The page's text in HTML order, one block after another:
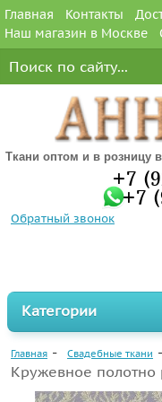
Главная Контакты
Наш магазин в Москве
Ткани оптом и в розницу
+7
+7
Обратный звонок
Категории
Главная Свадебные ткани
Кружевное полотно